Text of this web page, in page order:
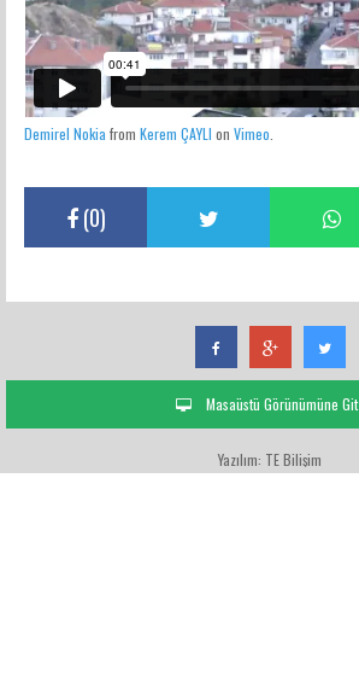
Demirel Nokia from Kerem ÇAYLI on Vimeo
(0)
Masaüstü Görünümüne Git
Yazılım: TE Bilişim